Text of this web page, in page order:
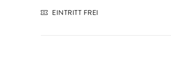
EINTRITT FREI